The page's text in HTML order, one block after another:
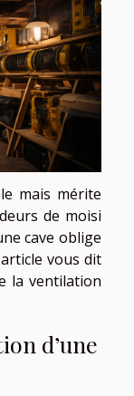
mais mérite
de moisi
cave oblige
vous dit
la ventilation
d’une